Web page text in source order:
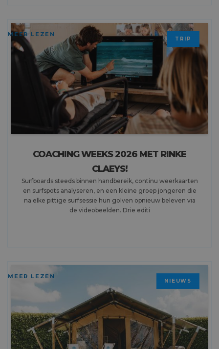
COACHING WEEKS 2026 MET RINKE
CLAEYS!
Surfboards steeds binnen handbereik, continu weerkaarten
en surfspots analyseren, en een kleine groep jongeren die
na elke pittige surfsessie hun golven opnieuw beleven via
de videobeelden. Drie editi
MEER LEZEN
TRIP
MEER LEZEN
NIEUWS